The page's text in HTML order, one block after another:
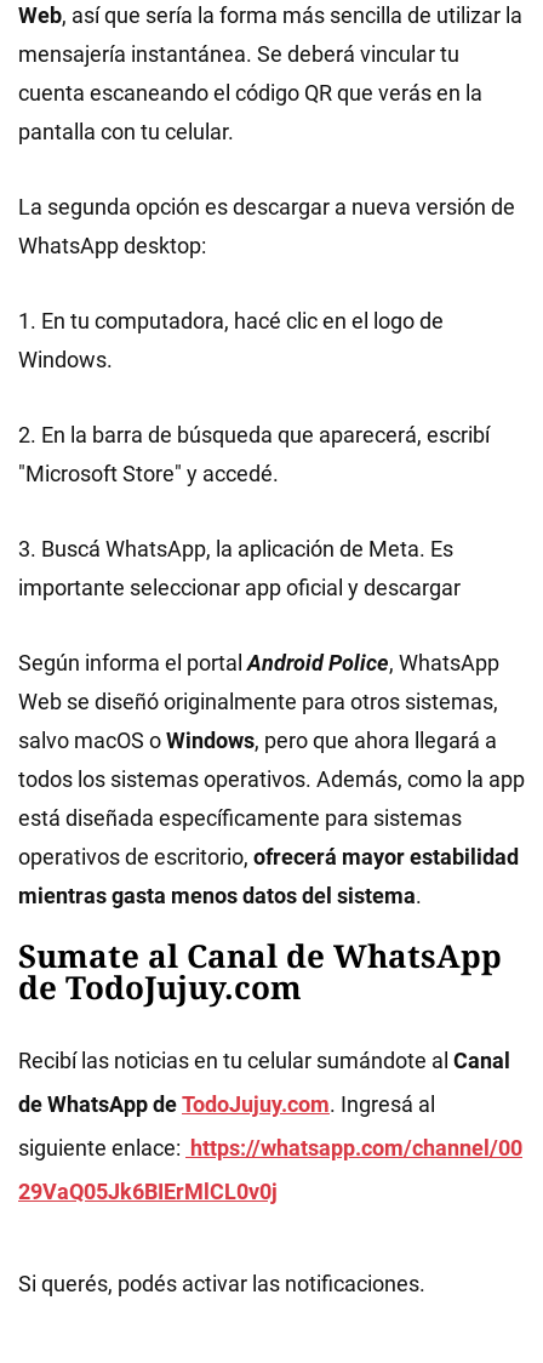
Web, así que sería la forma más sencilla de utilizar la
mensajería instantánea. Se deberá vincular tu
cuenta escaneando el código QR que verás en la
pantalla con tu celular.
La segunda opción es descargar a nueva versión de
WhatsApp desktop:
1. En tu computadora, hacé clic en el logo de
Windows.
2. En la barra de búsqueda que aparecerá, escribí
"Microsoft Store" y accedé.
3. Buscá WhatsApp, la aplicación de Meta. Es
importante seleccionar app oficial y descargar
Según informa el portalAndroid Police, WhatsApp
Web se diseñó originalmente para otros sistemas,
salvo macOS oWindows, pero que ahora llegará a
todos los sistemas operativos. Además, como la app
está diseñada específicamente para sistemas
operativos de escritorio, ofrecerá mayor estabilidad
mientras gasta menos datos del sistema.
Sumate al Canal de WhatsApp
de TodoJujuy.com
Recibí las noticias en tu celular sumándote al Canal
de WhatsApp deTodoJujuy.com. Ingresá al
siguiente enlace: https://whatsapp.com/channel/00
29VaQ05Jk6BIErMlCL0v0j
Si querés, podés activar las notificaciones.